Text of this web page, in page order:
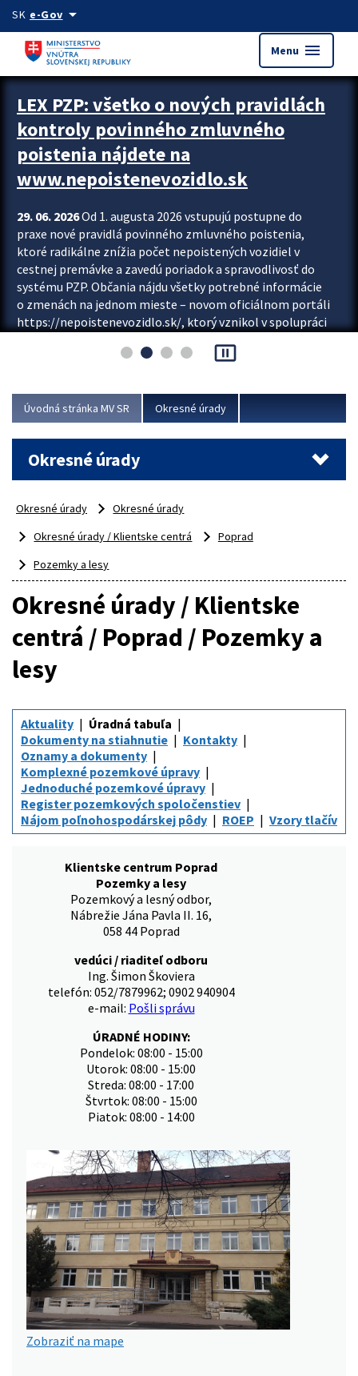
Preskocit na hlavný obsah
SK e-Govarrow_drop_down
Menu menu
Zastavit automatický posun upútavok
LEX PZP: všetko o nových pravidlách
kontroly povinného zmluvného
poistenia nájdete na
www.nepoistenevozidlo.sk
29. 06. 2026Od 1. augusta 2026 vstupujú postupne do
praxe nové pravidlá povinného zmluvného poistenia,
ktoré radikálne znížia počet nepoistených vozidiel v
cestnej premávke a zavedú poriadok a spravodlivosť do
systému PZP. Občania nájdu všetky potrebné informácie
o zmenách na jednom mieste – novom oficiálnom portáli
https://nepoistenevozidlo.sk/, ktorý vznikol v spolupráci
asociácie poisťovní (SLASPO) a Ministerstva vnútra SR.
Viac
pause_presentation
Úvodná stránka MV SR Okresné úrady
Okresné úrady
Okresné úrady
Okresné úrady
Okresné úrady / Klientske centrá
Poprad
Pozemky a lesy
Okresné úrady / Klientske
centrá / Poprad / Pozemky a
lesy
Aktuality
Úradná tabuľa
Dokumenty na stiahnutie
Kontakty
Oznamy a dokumenty
Komplexné pozemkové úpravy
Jednoduché pozemkové úpravy
Register pozemkových spoločenstiev
Nájom poľnohospodárskej pôdy
ROEP Vzory tlačív
Klientske centrum Poprad
Pozemky a lesy
Pozemkový a lesný odbor,
Nábrežie Jána Pavla II. 16,
058 44 Poprad
vedúci / riaditeľ odboru
Ing. Šimon Škoviera
telefón: 052/7879962; 0902 940904
e-mail: Pošli správu
ÚRADNÉ HODINY:
Pondelok: 08:00 - 15:00
Utorok: 08:00 - 15:00
Streda: 08:00 - 17:00
Štvrtok: 08:00 - 15:00
Piatok: 08:00 - 14:00
Zobraziť na mape